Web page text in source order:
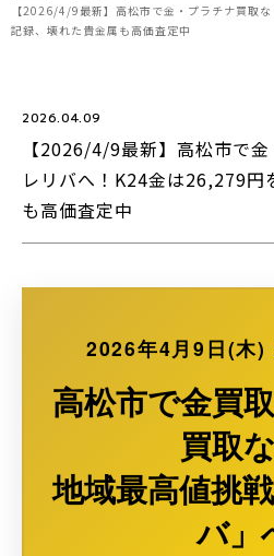
【2026/4/9最新】高松市で金・プラチナ買取
記録、壊れた貴金属も高価査定中
【2026/4/9最新】高松市で
レリバへ！K24金は26,279円
も高価査定中
2026.04.09
2026年4月9日(木)
高松市で金買
買取
地域最高値挑
バ」